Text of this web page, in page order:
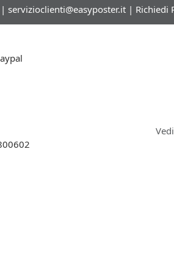
servizioclienti@easyposter.it | Richiedi